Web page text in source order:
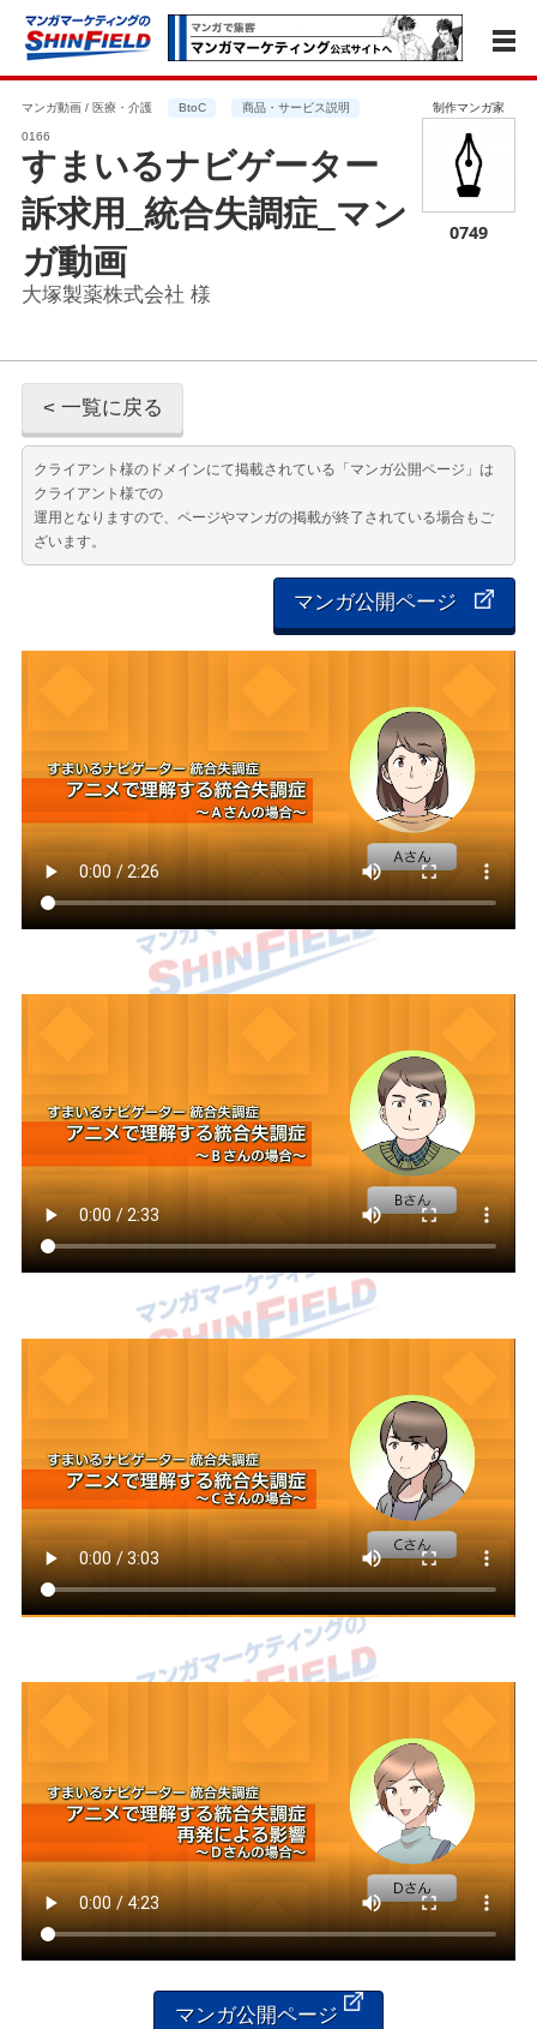
マンガ動画 / 医療・介護 BtoC 商品・サービス説明
0166
すまいるナビゲーター
訴求用_統合失調症_マン
ガ動画
大塚製薬株式会社 様
制作マンガ家
0749
< 一覧に戻る
クライアント様のドメインにて掲載されている「マンガ公開ページ」は
クライアント様での
運用となりますので、ページやマンガの掲載が終了されている場合もご
ざいます。
マンガ公開ページ
マンガ公開ページ